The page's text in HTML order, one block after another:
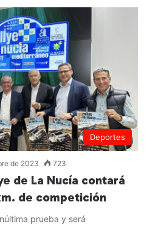
Deportes
de 2023 723
de La Nucía contará
de competición
prueba y será